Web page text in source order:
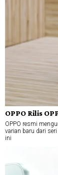
OPPO Rilis
OPPO resmi
varian baru dari seri
ini